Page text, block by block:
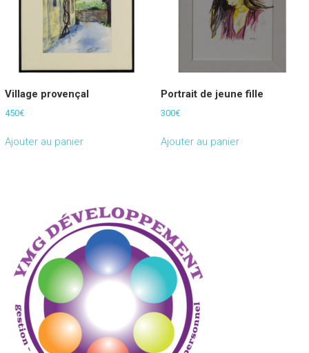
Village provençal
450€
Ajouter au panier
Portrait de jeune fille
300€
Ajouter au panier